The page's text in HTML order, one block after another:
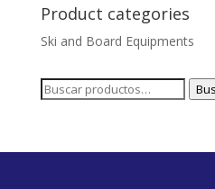
Product categories
Ski and Board Equipments
Buscar